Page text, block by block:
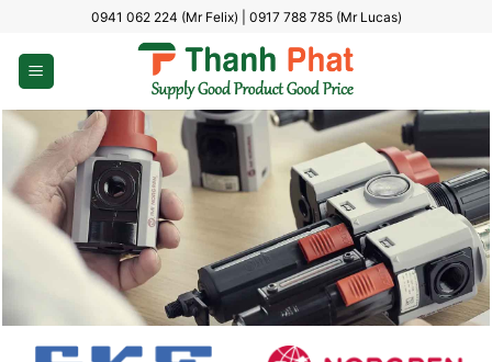
dung
0941 062 224 (Mr Felix) | 0917 788 785 (Mr Lucas)